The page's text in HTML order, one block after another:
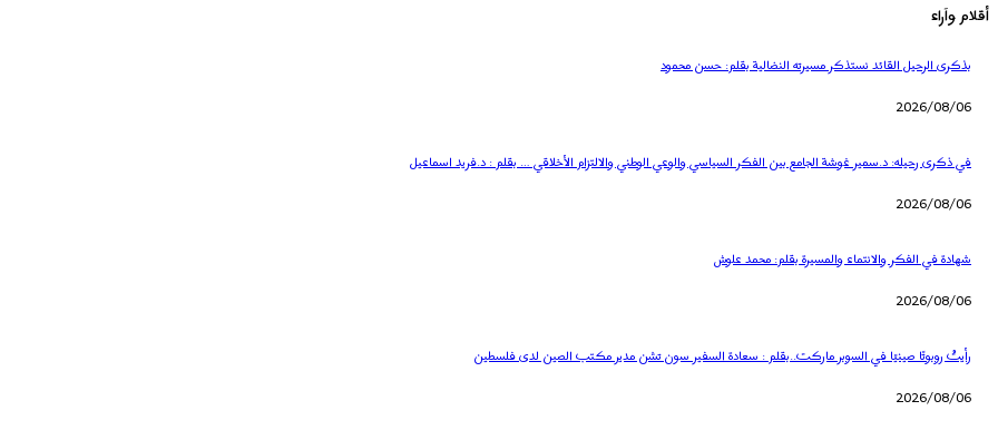
أقلام واَراء
بذكرى الرحيل القائد نستذكر مسيرته النضالية بقلم: حسن محمود
2026/08/06
في ذكرى رحيله: د.سمير غوشة الجامع بين الفكر السياسي والوعي الوطني والالتزام الأخلاقي … بقلم : د.فريد اسماعيل
2026/08/06
شهادة في الفكر والانتماء والمسيرة بقلم: محمد علوش
2026/08/06
رأيتُ روبوتًا صينيًا في السوبر ماركت..بقلم : سعادة السفير سون تشن مدير مكتب الصين لدى فلسطين
2026/08/06